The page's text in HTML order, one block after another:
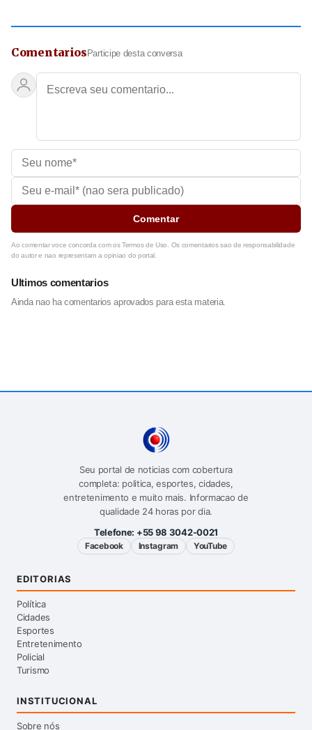
Comentarios Participe desta conversa
Comentar
Ao comentar voce concorda com os Termos de Uso. Os comentarios sao de responsabilidade
do autor e nao representam a opiniao do portal.
Ultimos comentarios
Ainda nao ha comentarios aprovados para esta materia.
Seu portal de noticias com cobertura
completa: politica, esportes, cidades,
entretenimento e muito mais. Informacao de
qualidade 24 horas por dia.
Telefone: +55 98 3042-0021
Facebook Instagram YouTube
EDITORIAS
Política
Cidades
Esportes
Entretenimento
Policial
Turismo
INSTITUCIONAL
Sobre nós